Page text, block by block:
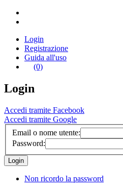
Login
Registrazione
Guida all'uso
(0)
Login
Accedi tramite Facebook
Accedi tramite Google
Email o nome utente:
Password:
Non ricordo la password